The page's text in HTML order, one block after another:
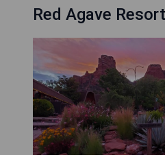
Red Agave Resort